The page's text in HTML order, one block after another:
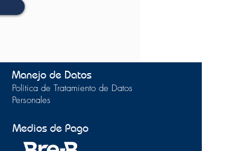
Manejo de Datos
Política de Tratamiento de Datos
Personales
Medios de Pago